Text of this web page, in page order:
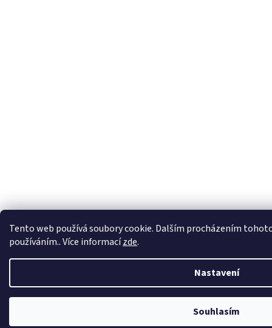
Tento web používá soubory cookie. Dalším procházením
používáním.. Více informacízde.
Nastavení
Souhlasím
Online
Začít konverzaci